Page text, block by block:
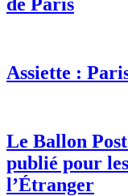
Assiette :
Le Ballon
publié pour
l’Étranger